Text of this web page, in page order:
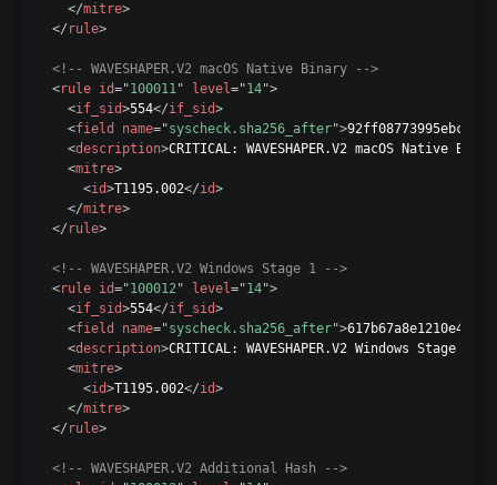
</mitre>
</ rule>
<!-- WAVESHAPER.V2 macOS Native Binary -->
<rule id="100011" level="14">
<if_sid>554</if_sid>
<field name="syscheck.sha256_after">
<description>CRITICAL: WAVESHAPER.V2 macOS Native
<mitre>
<id>T1195.002</id>
</mitre>
</ rule>
<!-- WAVESHAPER.V2 Windows Stage 1 -->
<rule id="100012" level="14">
<if_sid>554</if_sid>
<field name="syscheck.sha256_after">
<description>CRITICAL: WAVESHAPER.V2 Windows Stage 1
<mitre>
<id>T1195.002</id>
</mitre>
</ rule>
<!-- WAVESHAPER.V2 Additional Hash -->